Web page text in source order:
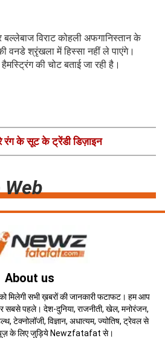
बल्लेबाज विराट कोहली अफगानिस्तान के
वनडे श्रृंखला में हिस्सा नहीं ले पाएंगे।
की चोट बताई जा रही है।
रंग के सूट के ट्रेंडी डिज़ाइन
About us
सभी ख़बरों की जानकारी फटाफट। हम आप
पहले। देश-दुनिया, राजनीती, खेल, मनोरंजन,
टेक्नोलॉजी, विज्ञान, अधात्यम, ज्योतिष, ट्रेवल से
के लिए जुड़िये Newzfatafat से।